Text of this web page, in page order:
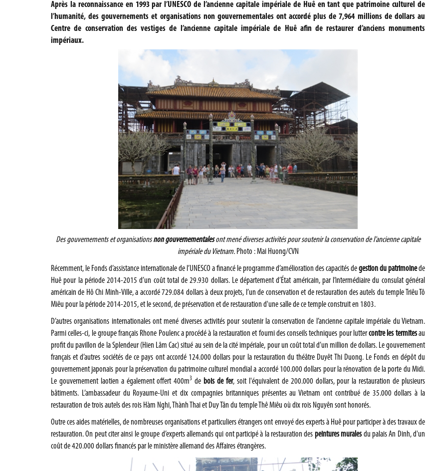
Après la reconnaissance en 1993 par l’UNESCO de l’ancienne capitale impériale de Huê en tant que patrimoine culturel de
l’humanité, des gouvernements et organisations non gouvernementales ont accordé plus de 7,964 millions de dollars au
Centre de conservation des vestiges de l’ancienne capitale impériale de Huê afin de restaurer d’anciens monuments
impériaux.
Des gouvernements et organisationsnon gouvernementalesont mené diverses activités pour soutenir la conservation de l’ancienne capitale
impériale du Vietnam. Photo : Mai Huong/CVN
Récemment, le Fonds d’assistance internationale de l’UNESCO a financé le programme d’amélioration des capacités degestion du patrimoinede
Huê pour la période 2014-2015 d’un coût total de 29.930 dollars. Le département d’État américain, par l’intermédiaire du consulat général
américain de Hô Chi Minh-Ville, a accordé 729.084 dollars à deux projets, l’un de conservation et de restauration des autels du temple Triêu Tô
Miêu pour la période 2014-2015, et le second, de préservation et de restauration d'une salle de ce temple construit en 1803.
D’autres organisations internationales ont mené diverses activités pour soutenir la conservation de l’ancienne capitale impériale du Vietnam.
Parmi celles-ci, le groupe français Rhone Poulenc a procédé à la restauration et fourni des conseils techniques pour luttercontre les termitesau
profit du pavillon de la Splendeur (Hien Lâm Cac) situé au sein de la cité impériale, pour un coût total d’un million de dollars. Le gouvernement
français et d’autres sociétés de ce pays ont accordé 124.000 dollars pour la restauration du théâtre Duyêt Thi Duong. Le Fonds en dépôt du
gouvernement japonais pour la préservation du patrimoine culturel mondial a accordé 100.000 dollars pour la rénovation de la porte du Midi.
Le gouvernement laotien a également offert 400m3 de bois de fer, soit l'équivalent de 200.000 dollars, pour la restauration de plusieurs
bâtiments. L’ambassadeur du Royaume-Uni et dix compagnies britanniques présentes au Vietnam ont contribué de 35.000 dollars à la
restauration de trois autels des rois Hàm Nghi, Thành Thai et Duy Tân du temple Thê Miêu où dix rois Nguyên sont honorés.
Outre ces aides matérielles, de nombreuses organisations et particuliers étrangers ont envoyé des experts à Huê pour participer à des travaux de
restauration. On peut citer ainsi le groupe d’experts allemands qui ont participé à la restauration des peintures murales du palais An Dinh, d'un
coût de 420.000 dollars financés par le ministère allemand des Affaires étrangères.